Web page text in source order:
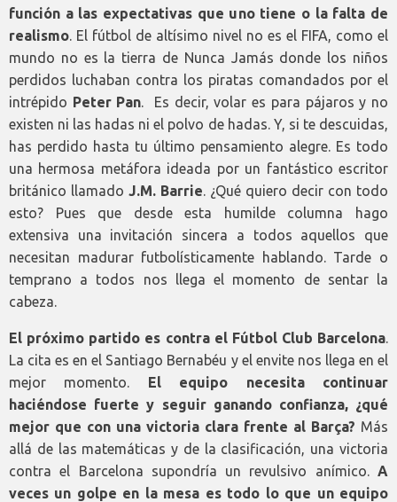
función a las expectativas que uno tiene o la falta de
realismo. El fútbol de altísimo nivel no es el FIFA, como el
mundo no es la tierra de Nunca Jamás donde los niños
perdidos luchaban contra los piratas comandados por el
intrépido Peter Pan. Es decir, volar es para pájaros y no
existen ni las hadas ni el polvo de hadas. Y, si te descuidas,
has perdido hasta tu último pensamiento alegre. Es todo
una hermosa metáfora ideada por un fantástico escritor
británico llamado J.M. Barrie. ¿Qué quiero decir con todo
esto? Pues que desde esta humilde columna hago
extensiva una invitación sincera a todos aquellos que
necesitan madurar futbolísticamente hablando. Tarde o
temprano a todos nos llega el momento de sentar la
cabeza.
El próximo partido es contra el Fútbol Club Barcelona.
La cita es en el Santiago Bernabéu y el envite nos llega en el
mejor momento. El equipo necesita continuar
haciéndose fuerte y seguir ganando confianza, ¿qué
mejor que con una victoria clara frente al Barça? Más
allá de las matemáticas y de la clasificación, una victoria
contra el Barcelona supondría un revulsivo anímico. A
veces un golpe en la mesa es todo lo que un equipo